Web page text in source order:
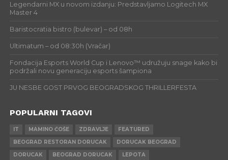
Legendarni MX u novom izdanju: Predstavljamo Logitech MX
Master 4
Baristocratia bistro (bulevar) – od 08h
Ultimatum – od 08:30h (Vračar)
Fondacija Esports World Cup i Lenovo™ udružuju snage kako bi
podržali novu generaciju esports šampiona
JU NESBE GOST PRVOG BEOGRADSKOG THRILLERFESTA
POPULARNI TAGOVI
IT MAMINO ĆOŠE ZDRAVLJE
FEATURED
BEOGRAD RESTORAN DORUCAK
DORUCAK BEOGRAD
DORUCAK
BEOGRAD DORUCAK LEPOTA